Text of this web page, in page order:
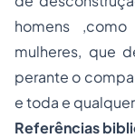
homens
mulheres, que
perante o
e toda e
Referências